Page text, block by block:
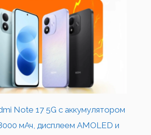
Note 17 5G с аккумулятором
мАч, дисплеем AMOLED и